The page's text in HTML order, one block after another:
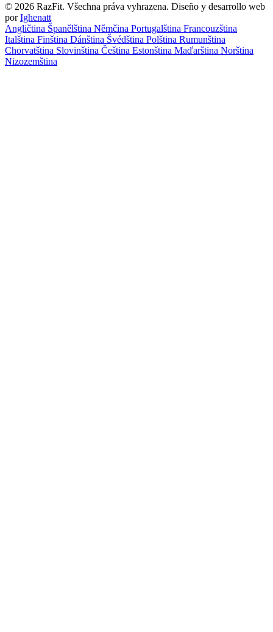
© 2026 RazFit. Všechna práva vyhrazena. Diseño y desarrollo web
porIghenatt
Angličtina Španělština Němčina Portugalština Francouzština
Italština Finština Dánština Švédština Polština Rumunština
Chorvatština Slovinština Čeština Estonština Maďarština Norština
Nizozemština